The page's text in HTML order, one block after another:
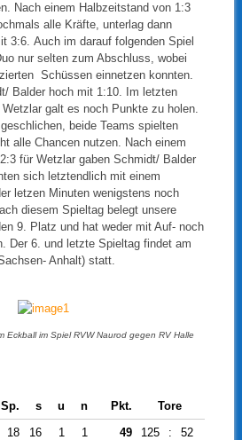
Nach einem Halbzeitstand von 1:3
alle Kräfte, unterlag dann
3:6. Auch im darauf folgenden Spiel
nur selten zum Abschluss, wobei
Schüssen einnetzen konnten.
Balder hoch mit 1:10. Im letzten
galt es noch Punkte zu holen.
beide Teams spielten
alle Chancen nutzen. Nach einem
für Wetzlar gaben Schmidt/ Balder
sich letztendlich mit einem
letzen Minuten wenigstens noch
diesem Spieltag belegt unsere
9. Platz und hat weder mit Auf- noch
Der 6. und letzte Spieltag findet am
Anhalt) statt.
Eckball im Spiel RVW Naurod gegen RV Halle
Sp. s u n Pkt. Tore
18 16 1 1 49 125 : 52